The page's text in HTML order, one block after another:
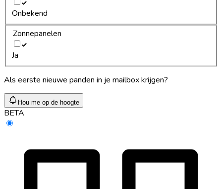
Onbekend
Zonnepanelen
Ja
Als eerste nieuwe panden in je mailbox krijgen?
Hou me op de hoogte
BETA